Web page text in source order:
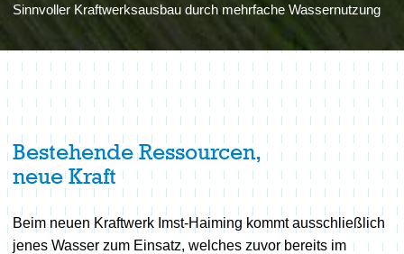
Sinnvoller Kraftwerksausbau durch mehrfache Wassernutzung
Bestehende Ressourcen,
neue Kraft
Beim neuen Kraftwerk Imst-Haiming kommt ausschließlich
jenes Wasser zum Einsatz, welches zuvor bereits im